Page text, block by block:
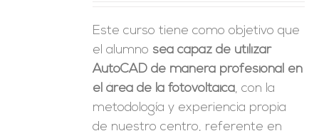
Este curso tiene como objetivo que
el alumno sea capaz de utilizar
AutoCAD de manera profesional en
el área de la fotovoltaica, con la
metodología y experiencia propia
de nuestro centro, referente en